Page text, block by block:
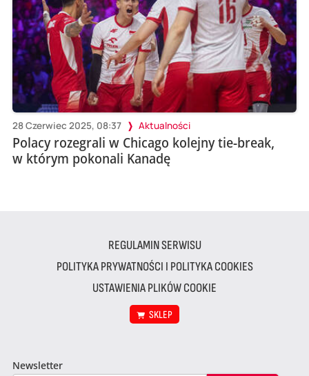
28 Czerwiec 2025, 08:37 Aktualności
Polacy rozegrali w Chicago kolejny tie-break,
w którym pokonali Kanadę
REGULAMIN SERWISU
POLITYKA PRYWATNOŚCI I POLITYKA COOKIES
USTAWIENIA PLIKÓW COOKIE
SKLEP
Newsletter